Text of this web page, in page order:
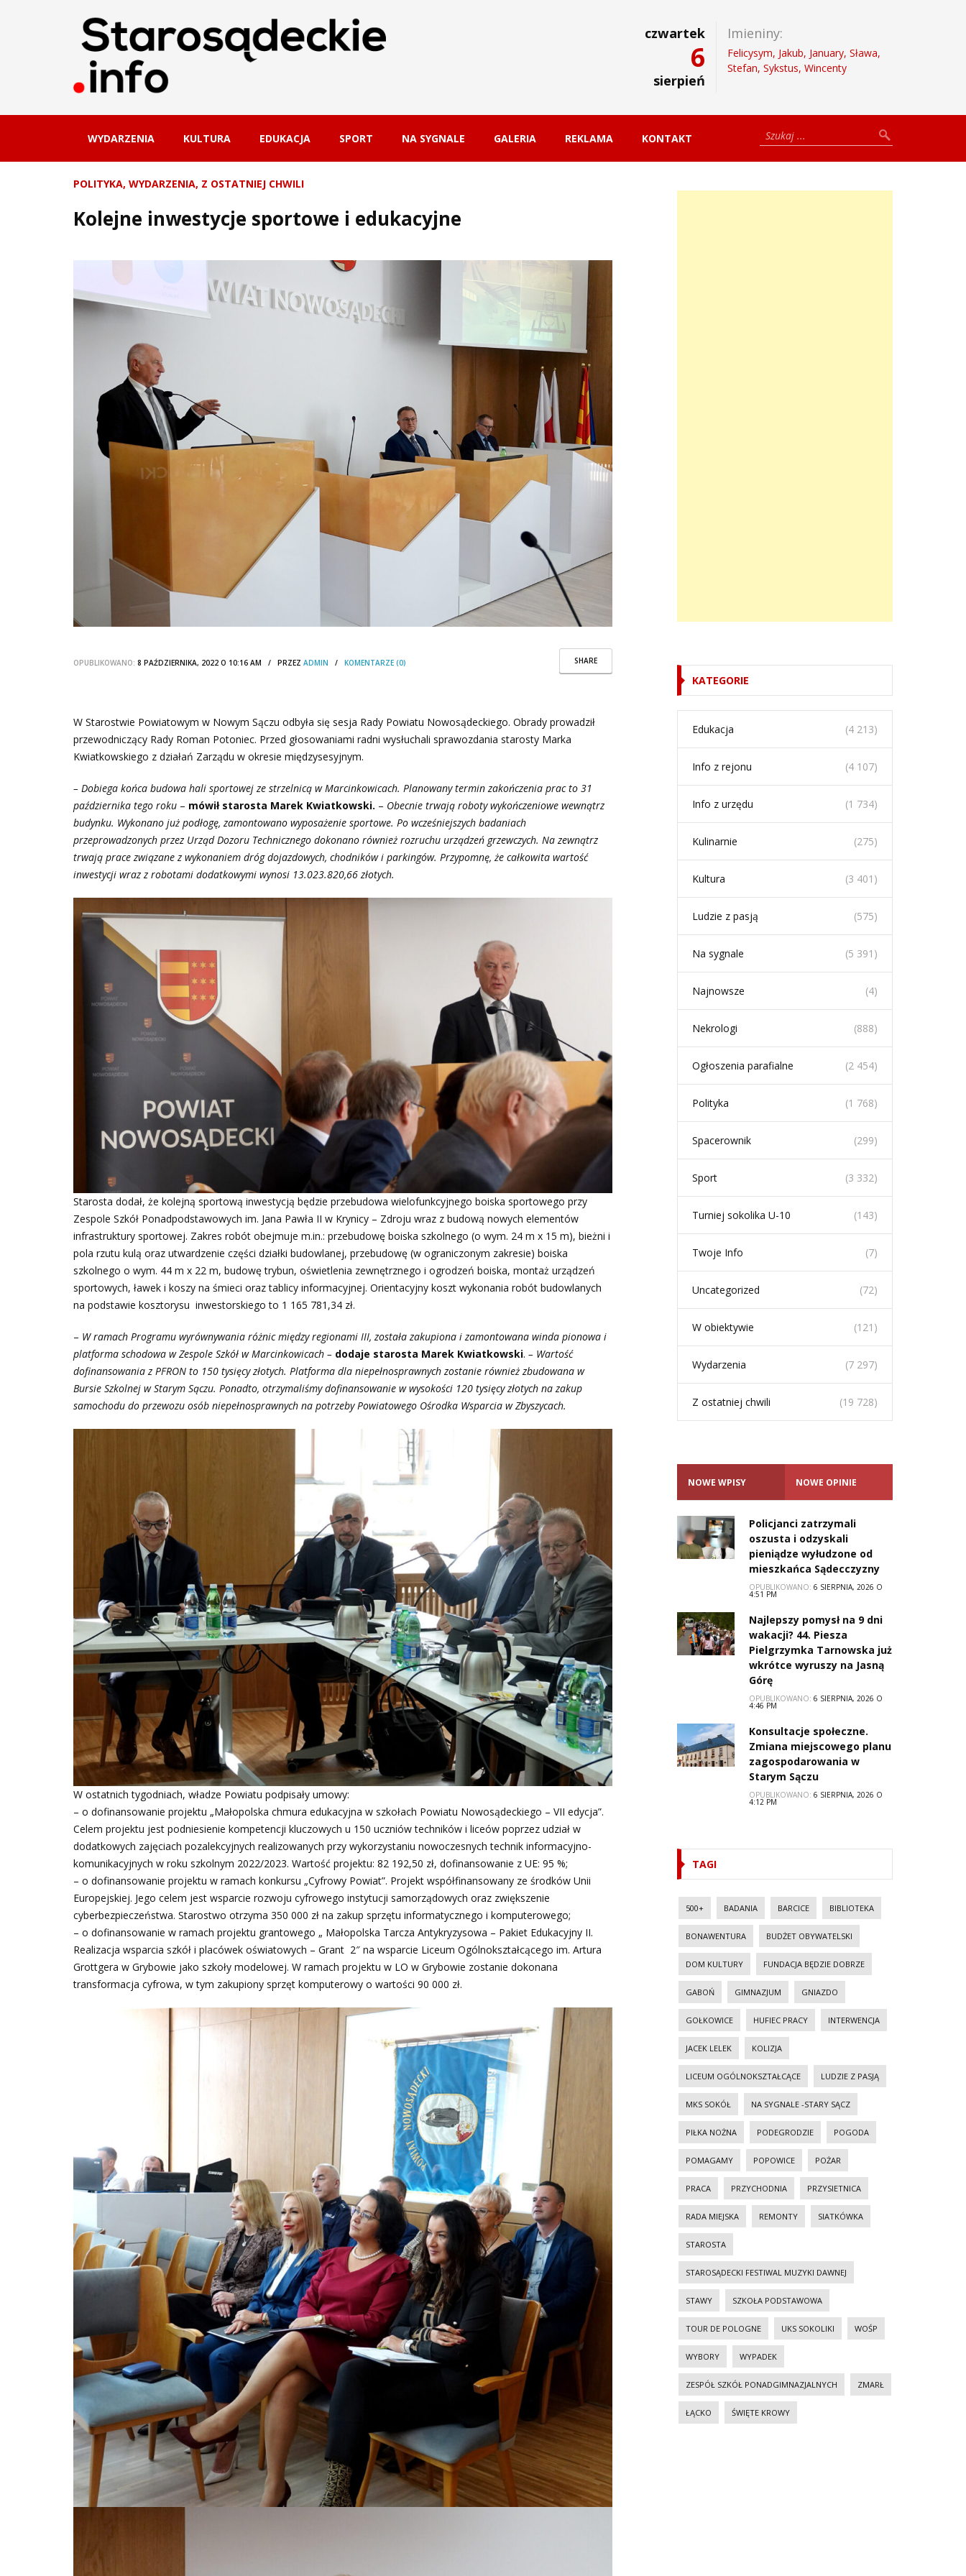
czwartek
6
sierpień
Imieniny:
Felicysym, Jakub, January, Sława,
Stefan, Sykstus, Wincenty
WYDARZENIA KULTURA EDUKACJA SPORT NA SYGNALE GALERIA REKLAMA KONTAKT
POLITYKA, WYDARZENIA, Z OSTATNIEJ CHWILI
Kolejne inwestycje sportowe i edukacyjne
SHARE
OPUBLIKOWANO: 8 PAŹDZIERNIKA, 2022 O 10:16 AM / PRZEZ ADMIN / KOMENTARZE (0)
W Starostwie Powiatowym w Nowym Sączu odbyła się sesja Rady Powiatu Nowosądeckiego. Obrady prowadził
przewodniczący Rady Roman Potoniec. Przed głosowaniami radni wysłuchali sprawozdania starosty Marka
Kwiatkowskiego z działań Zarządu w okresie międzysesyjnym.
– Dobiega końca budowa hali sportowej ze strzelnicą w Marcinkowicach. Planowany termin zakończenia prac to 31
października tego roku – mówił starosta Marek Kwiatkowski. – Obecnie trwają roboty wykończeniowe wewnątrz
budynku. Wykonano już podłogę, zamontowano wyposażenie sportowe. Po wcześniejszych badaniach
przeprowadzonych przez Urząd Dozoru Technicznego dokonano również rozruchu urządzeń grzewczych. Na zewnątrz
trwają prace związane z wykonaniem dróg dojazdowych, chodników i parkingów. Przypomnę, że całkowita wartość
inwestycji wraz z robotami dodatkowymi wynosi 13.023.820,66 złotych.
Starosta dodał, że kolejną sportową inwestycją będzie przebudowa wielofunkcyjnego boiska sportowego przy
Zespole Szkół Ponadpodstawowych im. Jana Pawła II w Krynicy – Zdroju wraz z budową nowych elementów
infrastruktury sportowej. Zakres robót obejmuje m.in.: przebudowę boiska szkolnego (o wym. 24 m x 15 m), bieżni i
pola rzutu kulą oraz utwardzenie części działki budowlanej, przebudowę (w ograniczonym zakresie) boiska
szkolnego o wym. 44 m x 22 m, budowę trybun, oświetlenia zewnętrznego i ogrodzeń boiska, montaż urządzeń
sportowych, ławek i koszy na śmieci oraz tablicy informacyjnej. Orientacyjny koszt wykonania robót budowlanych
na podstawie kosztorysu inwestorskiego to 1 165 781,34 zł.
– W ramach Programu wyrównywania różnic między regionami III, została zakupiona i zamontowana winda pionowa i
platforma schodowa w Zespole Szkół w Marcinkowicach – dodaje starosta Marek Kwiatkowski. – Wartość
dofinansowania z PFRON to 150 tysięcy złotych. Platforma dla niepełnosprawnych zostanie również zbudowana w
Bursie Szkolnej w Starym Sączu. Ponadto, otrzymaliśmy dofinansowanie w wysokości 120 tysięcy złotych na zakup
samochodu do przewozu osób niepełnosprawnych na potrzeby Powiatowego Ośrodka Wsparcia w Zbyszycach.
W ostatnich tygodniach, władze Powiatu podpisały umowy:
– o dofinansowanie projektu „Małopolska chmura edukacyjna w szkołach Powiatu Nowosądeckiego – VII edycja”.
Celem projektu jest podniesienie kompetencji kluczowych u 150 uczniów techników i liceów poprzez udział w
dodatkowych zajęciach pozalekcyjnych realizowanych przy wykorzystaniu nowoczesnych technik informacyjno-
komunikacyjnych w roku szkolnym 2022/2023. Wartość projektu: 82 192,50 zł, dofinansowanie z UE: 95 %;
– o dofinansowanie projektu w ramach konkursu „Cyfrowy Powiat”. Projekt współfinansowany ze środków Unii
Europejskiej. Jego celem jest wsparcie rozwoju cyfrowego instytucji samorządowych oraz zwiększenie
cyberbezpieczeństwa. Starostwo otrzyma 350 000 zł na zakup sprzętu informatycznego i komputerowego;
– o dofinansowanie w ramach projektu grantowego „ Małopolska Tarcza Antykryzysowa – Pakiet Edukacyjny II.
Realizacja wsparcia szkół i placówek oświatowych – Grant 2″ na wsparcie Liceum Ogólnokształcącego im. Artura
Grottgera w Grybowie jako szkoły modelowej. W ramach projektu w LO w Grybowie zostanie dokonana
transformacja cyfrowa, w tym zakupiony sprzęt komputerowy o wartości 90 000 zł.
KATEGORIE
Edukacja (4 213)
Info z rejonu (4 107)
Info z urzędu (1 734)
Kulinarnie (275)
Kultura (3 401)
Ludzie z pasją (575)
Na sygnale (5 391)
Najnowsze (4)
Nekrologi (888)
Ogłoszenia parafialne (2 454)
Polityka (1 768)
Spacerownik (299)
Sport (3 332)
Turniej sokolika U-10 (143)
Twoje Info (7)
Uncategorized (72)
W obiektywie (121)
Wydarzenia (7 297)
Z ostatniej chwili (19 728)
NOWE WPISY NOWE OPINIE
Policjanci zatrzymali
oszusta i odzyskali
pieniądze wyłudzone od
mieszkańca Sądecczyzny
OPUBLIKOWANO: 6 SIERPNIA, 2026 O
4:51 PM
Najlepszy pomysł na 9 dni
wakacji? 44. Piesza
Pielgrzymka Tarnowska już
wkrótce wyruszy na Jasną
Górę
OPUBLIKOWANO: 6 SIERPNIA, 2026 O
4:46 PM
Konsultacje społeczne.
Zmiana miejscowego planu
zagospodarowania w
Starym Sączu
OPUBLIKOWANO: 6 SIERPNIA, 2026 O
4:12 PM
TAGI
500+ BADANIA BARCICE BIBLIOTEKA
BONAWENTURA BUDŻET OBYWATELSKI
DOM KULTURY FUNDACJA BĘDZIE DOBRZE
GABOŃ GIMNAZJUM GNIAZDO
GOŁKOWICE HUFIEC PRACY INTERWENCJA
JACEK LELEK KOLIZJA
LICEUM OGÓLNOKSZTAŁCĄCE LUDZIE Z PASJĄ
MKS SOKÓŁ NA SYGNALE -STARY SĄCZ
PIŁKA NOŻNA PODEGRODZIE POGODA
POMAGAMY POPOWICE POŻAR
PRACA PRZYCHODNIA PRZYSIETNICA
RADA MIEJSKA REMONTY SIATKÓWKA
STAROSTA
STAROSĄDECKI FESTIWAL MUZYKI DAWNEJ
STAWY SZKOŁA PODSTAWOWA
TOUR DE POLOGNE UKS SOKOLIKI WOŚP
WYBORY WYPADEK
ZESPÓŁ SZKÓŁ PONADGIMNAZJALNYCH ZMARŁ
ŁĄCKO ŚWIĘTE KROWY